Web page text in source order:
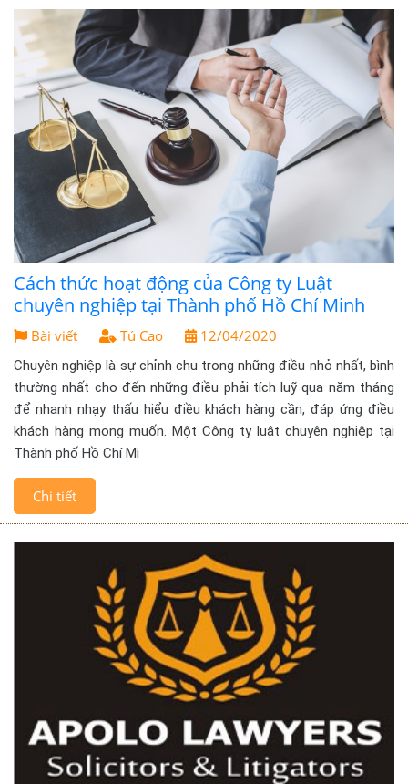
Cách thức hoạt động của Công ty Luật
chuyên nghiệp tại Thành phố Hồ Chí Minh
Bài viết Tú Cao 12/04/2020
Chuyên nghiệp là sự chỉnh chu trong những điều nhỏ nhất, bình
thường nhất cho đến những điều phải tích luỹ qua năm tháng
để nhanh nhạy thấu hiểu điều khách hàng cần, đáp ứng điều
khách hàng mong muốn. Một Công ty luật chuyên nghiệp tại
Thành phố Hồ Chí Mi
Chi tiết